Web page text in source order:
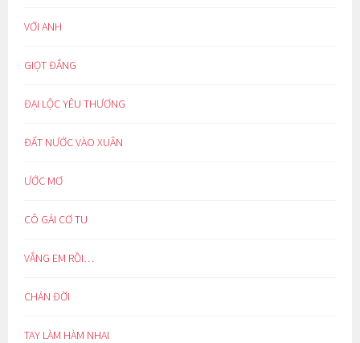
VỚI ANH
GIỌT ĐẮNG
ĐẠI LỘC YÊU THƯƠNG
ĐẤT NƯỚC VÀO XUÂN
ƯỚC MƠ
CÔ GÁI CƠ TU
VẮNG EM RỒI…
CHÁN ĐỜI
TAY LÀM HÀM NHAI